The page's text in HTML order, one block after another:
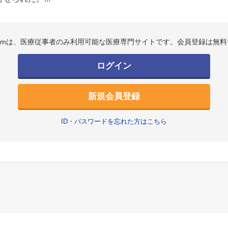
は、医療従事者のみ利用可能な医療専門サイトです。会員登録は無
ログイン
新規会員登録
ID・パスワードを忘れた方はこちら